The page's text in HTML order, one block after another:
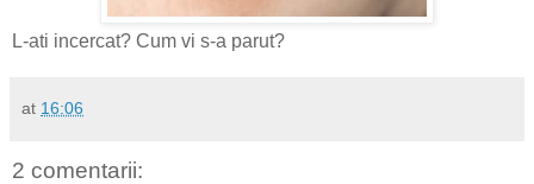
L-ati incercat? Cum vi s-a parut?
at 16:06
2 comentarii: